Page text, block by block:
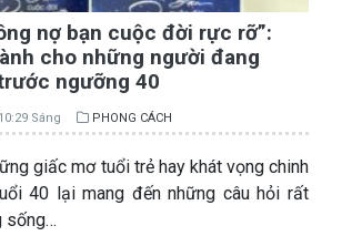
nợ bạn cuộc đời rực rỡ”:
cho những người đang
ngưỡng 40
Sáng PHONG CÁCH
giấc mơ tuổi trẻ hay khát vọng chinh
40 lại mang đến những câu hỏi rất
sống…